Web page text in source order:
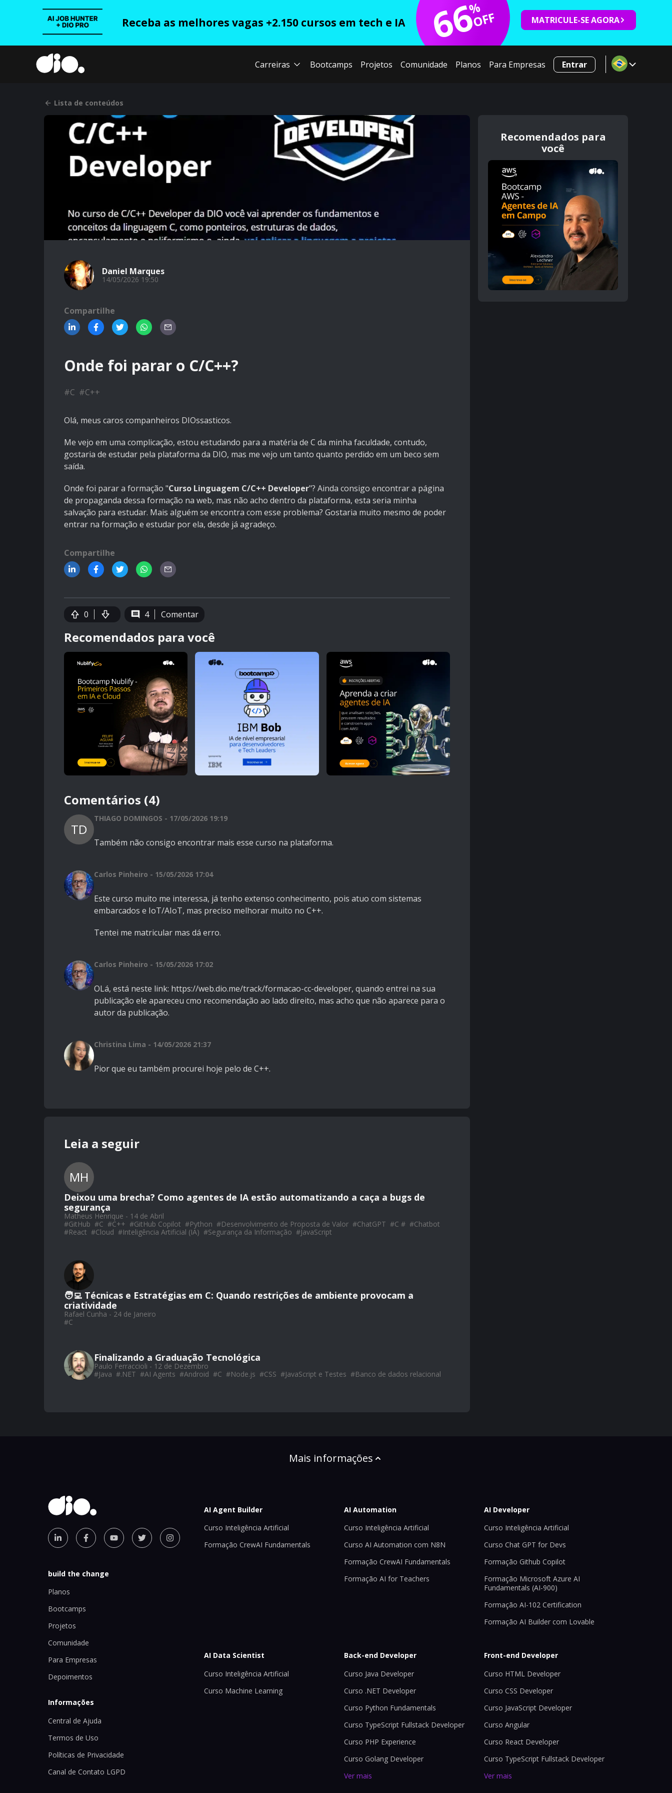
Receba as melhores vagas +2.150 cursos em tech e IA 66
%
OFF MATRICULE-SE AGORA
Carreiras Bootcamps Projetos Comunidade Planos Para Empresas Entrar
Lista de conteúdos
Daniel Marques
14/05/2026 19:50
Compartilhe
Onde foi parar o C/C++?
#C #C++
Olá, meus caros companheiros DIOssasticos.
Me vejo em uma complicação, estou estudando para a matéria de C da minha faculdade, contudo,
gostaria de estudar pela plataforma da DIO, mas me vejo um tanto quanto perdido em um beco sem
saída.
Onde foi parar a formação "Curso Linguagem C/C++ Developer"? Ainda consigo encontrar a página
de propaganda dessa formação na web, mas não acho dentro da plataforma, esta seria minha
salvação para estudar. Mais alguém se encontra com esse problema? Gostaria muito mesmo de poder
entrar na formação e estudar por ela, desde já agradeço.
Compartilhe
0 4 Comentar
Recomendados para você
Comentários (4)
TD
THIAGO DOMINGOS - 17/05/2026 19:19
Também não consigo encontrar mais esse curso na plataforma.
Carlos Pinheiro - 15/05/2026 17:04
Este curso muito me interessa, já tenho extenso conhecimento, pois atuo com sistemas
embarcados e IoT/AIoT, mas preciso melhorar muito no C++.
Tentei me matricular mas dá erro.
Carlos Pinheiro - 15/05/2026 17:02
OLá, está neste link: https://web.dio.me/track/formacao-cc-developer, quando entrei na sua
publicação ele apareceu cmo recomendação ao lado direito, mas acho que não aparece para o
autor da publicação.
Christina Lima - 14/05/2026 21:37
Pior que eu também procurei hoje pelo de C++.
Leia a seguir
MH
Deixou uma brecha? Como agentes de IA estão automatizando a caça a bugs de
segurança
Matheus Henrique - 14 de Abril
#GitHub #C #C++ #GitHub Copilot #Python #Desenvolvimento de Proposta de Valor #ChatGPT #C # #Chatbot
#React #Cloud #Inteligência Artificial (IA) #Segurança da Informação #JavaScript
🧑‍💻 Técnicas e Estratégias em C: Quando restrições de ambiente provocam a
criatividade
Rafael Cunha - 24 de Janeiro
#C
Finalizando a Graduação Tecnológica
Paulo Ferraccioli - 12 de Dezembro
#Java #.NET #AI Agents #Android #C #Node.js #CSS #JavaScript e Testes #Banco de dados relacional
Recomendados para
você
Mais informações
build the change
Planos
Bootcamps
Projetos
Comunidade
Para Empresas
Depoimentos
Informações
Central de Ajuda
Termos de Uso
Políticas de Privacidade
Canal de Contato LGPD
AI Agent Builder
Curso Inteligência Artificial
Formação CrewAI Fundamentals
AI Automation
Curso Inteligência Artificial
Curso AI Automation com N8N
Formação CrewAI Fundamentals
Formação AI for Teachers
AI Developer
Curso Inteligência Artificial
Curso Chat GPT for Devs
Formação Github Copilot
Formação Microsoft Azure AI
Fundamentals (AI-900)
Formação AI-102 Certification
Formação AI Builder com Lovable
AI Data Scientist
Curso Inteligência Artificial
Curso Machine Learning
Back-end Developer
Curso Java Developer
Curso .NET Developer
Curso Python Fundamentals
Curso TypeScript Fullstack Developer
Curso PHP Experience
Curso Golang Developer
Ver mais
Front-end Developer
Curso HTML Developer
Curso CSS Developer
Curso JavaScript Developer
Curso Angular
Curso React Developer
Curso TypeScript Fullstack Developer
Ver mais